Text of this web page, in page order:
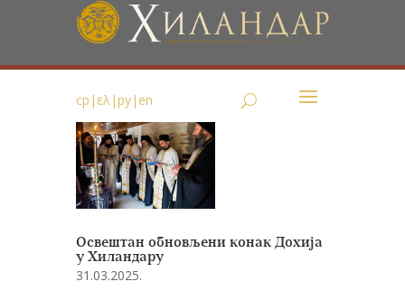
ср | ελ|ру| en
Освештан обновљени конак Дохија
у Хиландару
31.03.2025.